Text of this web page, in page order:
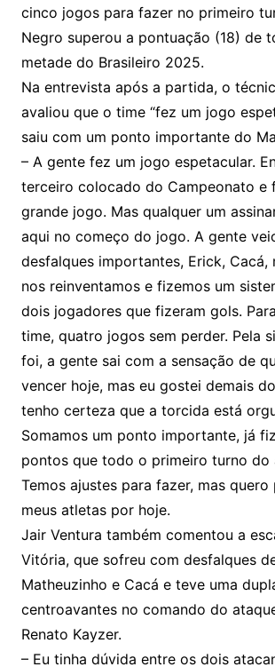
cinco jogos para fazer no primeiro
Negro superou a pontuação (18) de
metade do Brasileiro 2025.
Na entrevista após a partida, o
avaliou que o time “fez um jogo
saiu com um ponto importante do
– A gente fez um jogo espetacular.
terceiro colocado do Campeonato e
grande jogo. Mas qualquer um
aqui no começo do jogo. A gente
desfalques importantes, Erick, Cacá,
nos reinventamos e fizemos um
dois jogadores que fizeram gols.
time, quatro jogos sem perder. Pela
foi, a gente sai com a sensação de
vencer hoje, mas eu gostei demais
tenho certeza que a torcida está
Somamos um ponto importante, já
pontos que todo o primeiro turno do
Temos ajustes para fazer, mas quero
meus atletas por hoje.
Jair Ventura também comentou a
Vitória, que sofreu com desfalques
Matheuzinho e Cacá e teve uma
centroavantes no comando do
Renato Kayzer.
– Eu tinha dúvida entre os dois